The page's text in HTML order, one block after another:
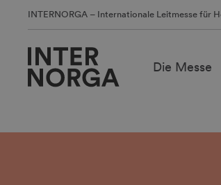
INTERNORGA – Internationale Leitmesse für
Die Messe